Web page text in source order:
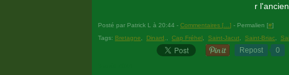
r
Posté par Patrick L à 20:44 - Commentaires [ ] - Permalien [#]
Tags: Bretagne Dinard, Cap Fréhel Saint-Jacut Saint-Briac
Repost 0